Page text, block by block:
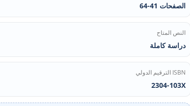
الصفحات 41-64
النص المتاح
دراسة كاملة
ISBN الترقيم الدولي
2304-103X